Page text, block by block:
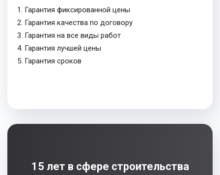
15 лет в сфере строительства
1. Гарантия фиксированной цены
2. Гарантия качества по договору
3. Гарантия на все виды работ
4. Гарантия лучшей цены
5. Гарантия сроков